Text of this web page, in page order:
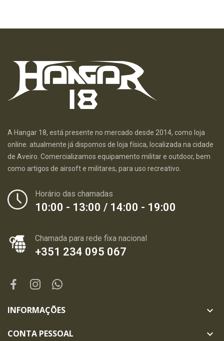
A Hangar 18, está presente no mercado desde 2014, como loja
online. atualmente já dispomos de loja física, localizada na cidade
de Aveiro. Comercializamos equipamento militar e outdoor, bem
como artigos de airsoft e militares, para uso recreativo.
Horário das chamadas
10:00 - 13:00 / 14:00 - 19:00
Chamada para rede fixa nacional
+351 234 095 067
INFORMAÇÕES 
CONTA PESSOAL 